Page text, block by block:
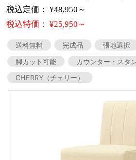
税込定価： ¥48,950～
税込特価： ¥25,950～
送料無料 完成品 張地選択
脚カット可能
カウンター・スタ
CHERRY（チェリー）